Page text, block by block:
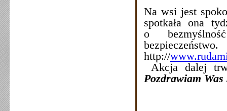
Na wsi jest
spotkała ona
o
http://
Akcja dalej
Pozdrawiam